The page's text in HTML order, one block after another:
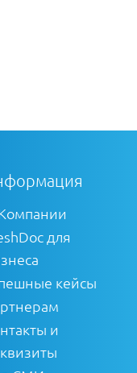
для
кейсы
и